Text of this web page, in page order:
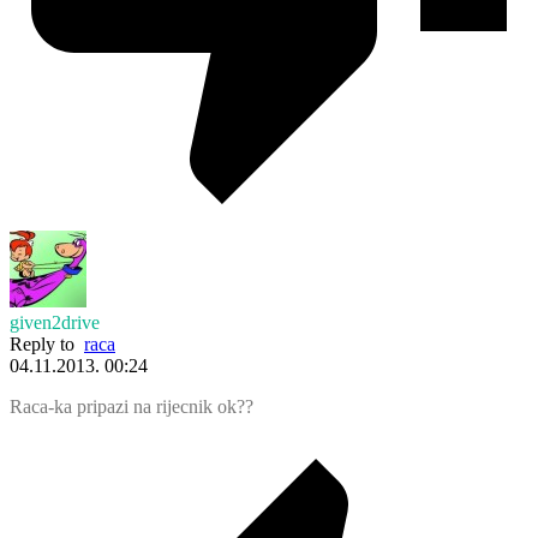
given2drive
Reply to raca
04.11.2013. 00:24
Raca-ka pripazi na rijecnik ok??